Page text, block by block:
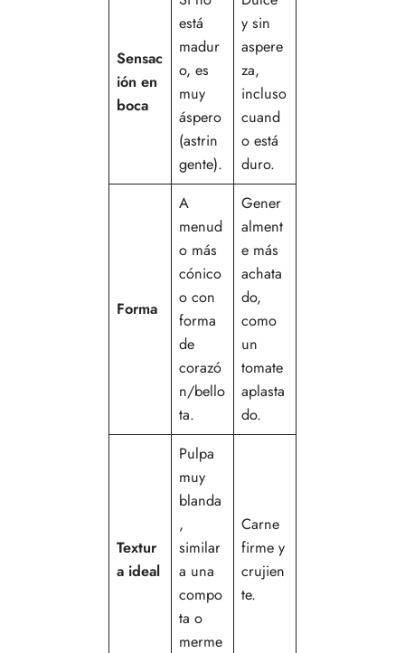
Sensac
ión en
boca
está
madur
o, es
muy
áspero
(astrin
gente).
y sin
aspere
za,
incluso
cuand
o está
duro.
Forma
A
menud
o más
cónico
o con
forma
de
corazó
n/bello
ta.
Gener
alment
e más
achata
do,
como
un
tomate
aplasta
do.
Textur
a ideal
Pulpa
muy
blanda
,
similar
a una
compo
ta o
merme
Carne
firme y
crujien
te.